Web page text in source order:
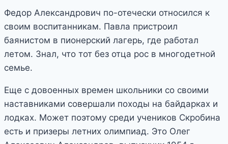
Федор Александрович по-отечески относился к
своим воспитанникам. Павла пристроил
баянистом в пионерский лагерь, где работал
летом. Знал, что тот без отца рос в многодетной
семье.
Еще с довоенных времен школьники со своими
наставниками совершали походы на байдарках и
лодках. Может поэтому среди учеников Скробина
есть и призеры летних олимпиад. Это Олег